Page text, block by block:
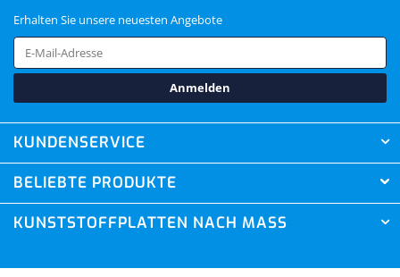
Erhalten Sie unsere neuesten Angebote
Anmelden
KUNDENSERVICE
BELIEBTE PRODUKTE
KUNSTSTOFFPLATTEN NACH MASS